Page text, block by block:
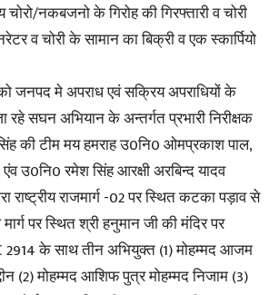
चोरो/नकबजनो के गिरोह की गिरफ्तारी व चोरी
व चोरी के सामान का बिक्री व एक स्कार्पियो
जनपद मे अपराध एवं सक्रिय अपराधियों के
सघन अभियान के अन्तर्गत प्रभारी निरीक्षक
की टीम मय हमराह उ0नि0 ओमप्रकाश पाल,
उ0नि0 रमेश सिंह आरक्षी अरबिन्द यादव
राष्ट्रीय राजमार्ग -02 पर स्थित कटका पड़ाव से
पर स्थित श्री हनुमान जी की मंदिर पर
2914 के साथ तीन अभियुक्त (1) मोहम्मद आजम
(2) मोहम्मद आशिफ पुत्र मोहम्मद निजाम (3)